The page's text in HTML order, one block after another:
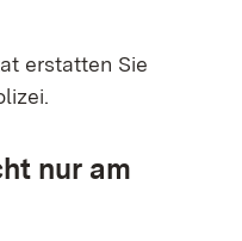
erstatten Sie
nur am